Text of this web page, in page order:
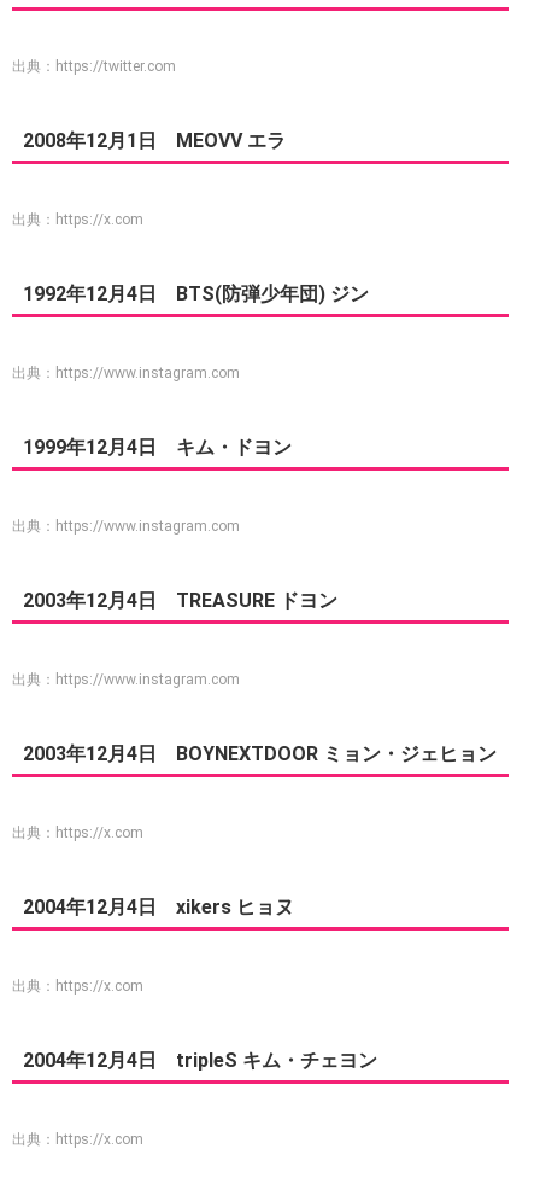
出典： https://twitter.com
2008年12月1日 MEOVV エラ
出典： https://x.com
1992年12月4日 BTS(防弾少年団) ジン
出典： https://www.instagram.com
1999年12月4日 キム・ドヨン
出典： https://www.instagram.com
2003年12月4日 TREASURE ドヨン
出典： https://www.instagram.com
2003年12月4日 BOYNEXTDOOR ミョン・ジェヒョン
出典： https://x.com
2004年12月4日 xikers ヒョヌ
出典： https://x.com
2004年12月4日 tripleS キム・チェヨン
出典： https://x.com